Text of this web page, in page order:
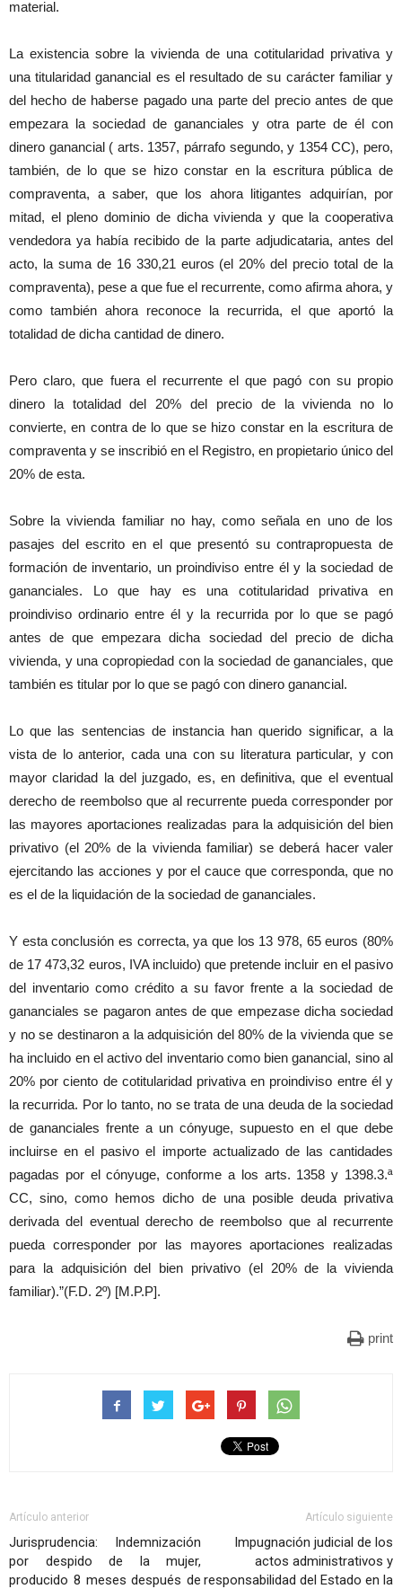
material.
La existencia sobre la vivienda de una cotitularidad privativa y
una titularidad ganancial es el resultado de su carácter familiar y
del hecho de haberse pagado una parte del precio antes de que
empezara la sociedad de gananciales y otra parte de él con
dinero ganancial ( arts. 1357, párrafo segundo, y 1354 CC), pero,
también, de lo que se hizo constar en la escritura pública de
compraventa, a saber, que los ahora litigantes adquirían, por
mitad, el pleno dominio de dicha vivienda y que la cooperativa
vendedora ya había recibido de la parte adjudicataria, antes del
acto, la suma de 16 330,21 euros (el 20% del precio total de la
compraventa), pese a que fue el recurrente, como afirma ahora, y
como también ahora reconoce la recurrida, el que aportó la
totalidad de dicha cantidad de dinero.
Pero claro, que fuera el recurrente el que pagó con su propio
dinero la totalidad del 20% del precio de la vivienda no lo
convierte, en contra de lo que se hizo constar en la escritura de
compraventa y se inscribió en el Registro, en propietario único del
20% de esta.
Sobre la vivienda familiar no hay, como señala en uno de los
pasajes del escrito en el que presentó su contrapropuesta de
formación de inventario, un proindiviso entre él y la sociedad de
gananciales. Lo que hay es una cotitularidad privativa en
proindiviso ordinario entre él y la recurrida por lo que se pagó
antes de que empezara dicha sociedad del precio de dicha
vivienda, y una copropiedad con la sociedad de gananciales, que
también es titular por lo que se pagó con dinero ganancial.
Lo que las sentencias de instancia han querido significar, a la
vista de lo anterior, cada una con su literatura particular, y con
mayor claridad la del juzgado, es, en definitiva, que el eventual
derecho de reembolso que al recurrente pueda corresponder por
las mayores aportaciones realizadas para la adquisición del bien
privativo (el 20% de la vivienda familiar) se deberá hacer valer
ejercitando las acciones y por el cauce que corresponda, que no
es el de la liquidación de la sociedad de gananciales.
Y esta conclusión es correcta, ya que los 13 978, 65 euros (80%
de 17 473,32 euros, IVA incluido) que pretende incluir en el pasivo
del inventario como crédito a su favor frente a la sociedad de
gananciales se pagaron antes de que empezase dicha sociedad
y no se destinaron a la adquisición del 80% de la vivienda que se
ha incluido en el activo del inventario como bien ganancial, sino al
20% por ciento de cotitularidad privativa en proindiviso entre él y
la recurrida. Por lo tanto, no se trata de una deuda de la sociedad
de gananciales frente a un cónyuge, supuesto en el que debe
incluirse en el pasivo el importe actualizado de las cantidades
pagadas por el cónyuge, conforme a los arts. 1358 y 1398.3.ª
CC, sino, como hemos dicho de una posible deuda privativa
derivada del eventual derecho de reembolso que al recurrente
pueda corresponder por las mayores aportaciones realizadas
para la adquisición del bien privativo (el 20% de la vivienda
familiar).”(F.D. 2º) [M.P.P].
print
Artículo anterior
Jurisprudencia: Indemnización
por despido de la mujer,
producido 8 meses después de
Artículo siguiente
Impugnación judicial de los
actos administrativos y
responsabilidad del Estado en la